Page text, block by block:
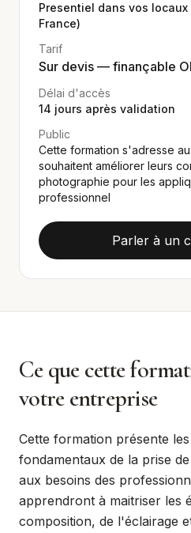
Presentiel dans vos
France)
Tarif
Sur devis — finançable
Délai d'accès
14 jours après validation
Public
Cette formation s'adresse
souhaitent améliorer leurs
photographie pour les
professionnel
Parler à un
Ce que cette
votre entreprise
Cette formation présente
fondamentaux de la prise
aux besoins des
apprendront à maitriser les
composition, de l'éclairage